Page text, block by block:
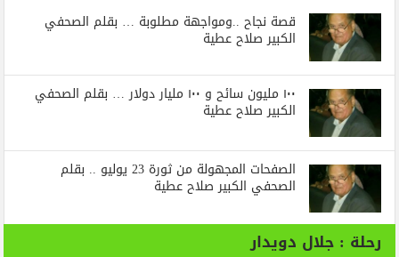
قصة نجاح ..ومواجهة مطلوبة … بقلم الصحفي
الكبير صلاح عطية
١٠٠ مليون سائح و ١٠٠ مليار دولار … بقلم الصحفي
الكبير صلاح عطية
الصفحات المجهولة من ثورة 23 يوليو .. بقلم
الصحفي الكبير صلاح عطية
رحلة : جلال دويدار